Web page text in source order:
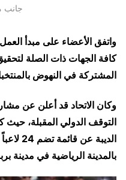
جانب
واتفق الأعضاء على مبدأ
كافة الجهات ذات الصلة
المشتركة في النهوض
وكان الاتحاد قد أعلن عن
التوقف الدولي المقبلة، حيث
الديبة عن قائمة تضم 24 لاعباً
بالمدينة الرياضية في مدينة